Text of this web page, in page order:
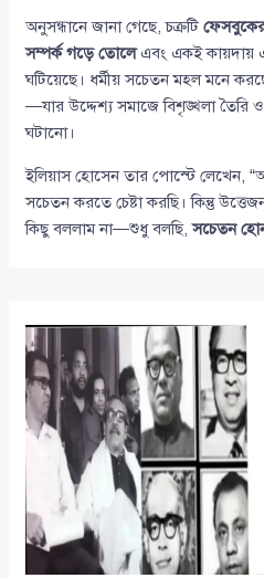
অনুসন্ধানে জানা গেছে, চক্রটি
সম্পর্ক গড়ে তোলেএবং একই কায়দায়
ঘটিয়েছে। ধর্মীয় সচেতন মহল মনে
—যার উদ্দেশ্য সমাজে বিশৃঙ্খলা তৈরি ও
ঘটানো।
ইলিয়াস হোসেন তার পোস্টে লেখেন,
সচেতন করতে চেষ্টা করছি। কিন্তু
কিছু বললাম না—শুধু বলছি,সচেতন